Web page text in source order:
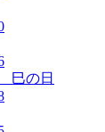
巳の日